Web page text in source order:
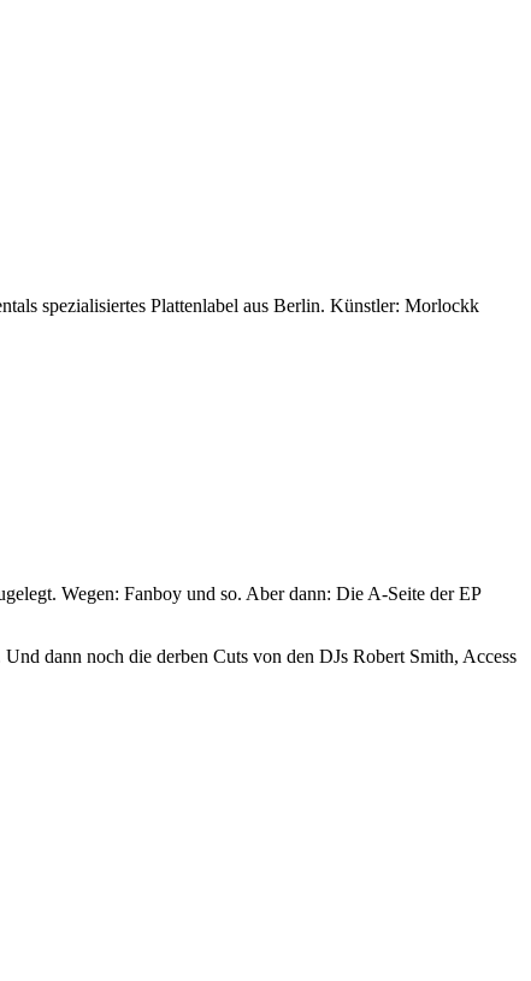
spezialisiertes Plattenlabel aus Berlin. Künstler: Morlockk
Wegen: Fanboy und so. Aber dann: Die A-Seite der EP
dann noch die derben Cuts von den DJs Robert Smith, Access